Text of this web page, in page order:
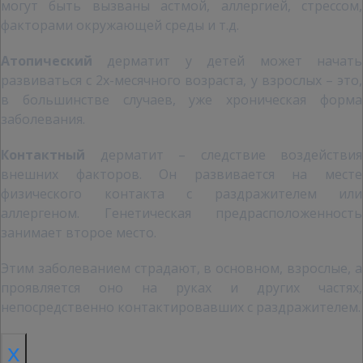
могут быть вызваны астмой, аллергией, стрессом,
факторами окружающей среды и т.д.
Атопический дерматит у детей может начать
развиваться с 2х-месячного возраста, у взрослых – это,
в большинстве случаев, уже хроническая форма
заболевания.
Контактный дерматит – следствие воздействия
внешних факторов. Он развивается на месте
физического контакта с раздражителем или
аллергеном. Генетическая предрасположенность
занимает второе место.
Этим заболеванием страдают, в основном, взрослые, а
проявляется оно на руках и других частях,
непосредственно контактировавших с раздражителем.
x